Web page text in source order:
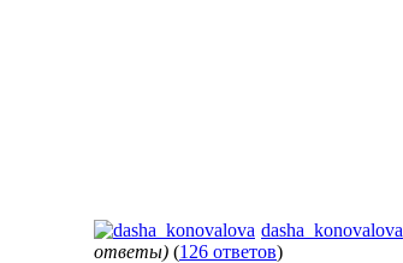
dasha_konovalova
ответы) (126 ответов)